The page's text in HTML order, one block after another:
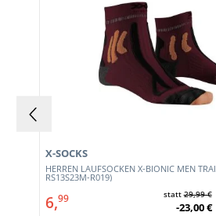
HERREN LAUFSOCKEN X-BIONIC MEN
RS13S23M-R019)
X-SOCKS
6,99 statt29,99 €
-23,00 €